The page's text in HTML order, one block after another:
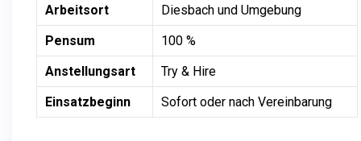
Arbeitsort
Diesbach und Umgebung
Pensum
100 %
Anstellungsart
Try & Hire
Einsatzbeginn
Sofort oder nach Vereinbarung